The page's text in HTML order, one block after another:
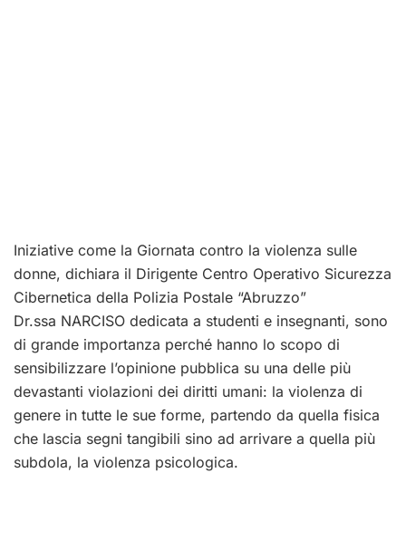
Iniziative come la Giornata contro la violenza sulle
donne, dichiara il Dirigente Centro Operativo Sicurezza
Cibernetica della Polizia Postale “Abruzzo”
Dr.ssa NARCISO dedicata a studenti e insegnanti, sono
di grande importanza perché hanno lo scopo di
sensibilizzare l’opinione pubblica su una delle più
devastanti violazioni dei diritti umani: la violenza di
genere in tutte le sue forme, partendo da quella fisica
che lascia segni tangibili sino ad arrivare a quella più
subdola, la violenza psicologica.